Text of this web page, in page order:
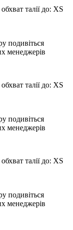
талії до: XS
подивіться
менеджерів
талії до: XS
подивіться
менеджерів
талії до: XS
подивіться
менеджерів